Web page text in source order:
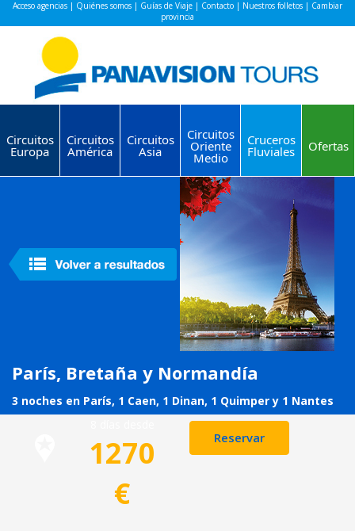
Acceso agencias | Quiénes somos | Guías de Viaje | Contacto | Nuestros folletos | Cambiar
provincia
Circuitos
Europa
Circuitos
América
Circuitos
Asia
Circuitos
Oriente
Medio
Cruceros
Fluviales Ofertas
París, Bretaña y Normandía
3 noches en París, 1 Caen, 1 Dinan, 1 Quimper y 1 Nantes
1270
€
Reservar